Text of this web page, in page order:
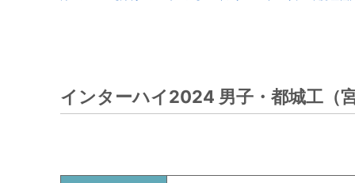
インターハイ2024 男子・都城工（